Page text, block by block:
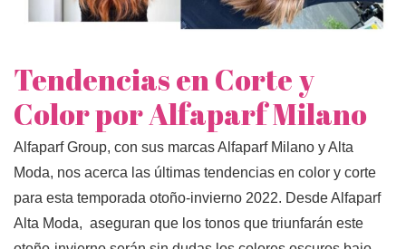
Tendencias en Corte y
Color por Alfaparf Milano
Alfaparf Group, con sus marcas Alfaparf Milano y Alta
Moda, nos acerca las últimas tendencias en color y corte
para esta temporada otoño-invierno 2022. Desde Alfaparf
Alta Moda, aseguran que los tonos que triunfarán este